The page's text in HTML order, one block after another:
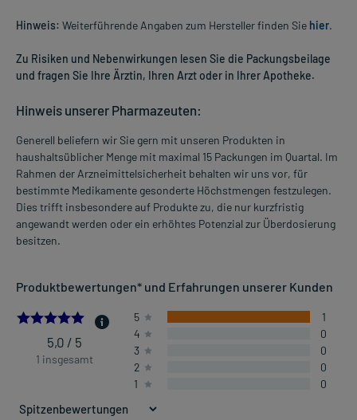
Hinweis: Weiterführende Angaben zum Hersteller finden Sie hier.
Zu Risiken und Nebenwirkungen lesen Sie die Packungsbeilage
und fragen Sie Ihre Ärztin, Ihren Arzt oder in Ihrer Apotheke.
Hinweis unserer Pharmazeuten:
Generell beliefern wir Sie gern mit unseren Produkten in
haushaltsüblicher Menge mit maximal 15 Packungen im Quartal. Im
Rahmen der Arzneimittelsicherheit behalten wir uns vor, für
bestimmte Medikamente gesonderte Höchstmengen festzulegen.
Dies trifft insbesondere auf Produkte zu, die nur kurzfristig
angewandt werden oder ein erhöhtes Potenzial zur Überdosierung
besitzen.
Produktbewertungen* und Erfahrungen unserer Kunden
5.0
5,0 / 5
1 insgesamt
5
1
4
0
3
0
2
0
1
0